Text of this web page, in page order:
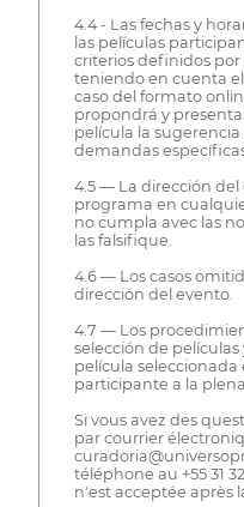
4.4 - Las fechas y
las películas
criterios definidos
teniendo en cuenta
caso del formato
propondrá y
película la
demandas
4.5 — La dirección del
programa en
no cumpla avec las
las falsifique.
4.6 — Los casos
dirección del evento.
4.7 — Los
selección de
película seleccionada
participante a la
Si vous avez des
par courrier
téléphone au +55 31
n'est acceptée après